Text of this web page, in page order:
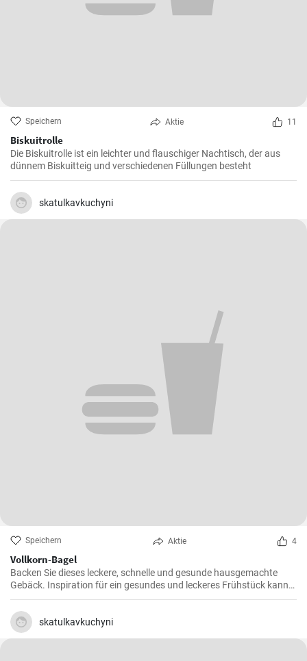
Speichern Aktie 11
Biskuitrolle
Die Biskuitrolle ist ein leichter und flauschiger Nachtisch, der aus
dünnem Biskuitteig und verschiedenen Füllungen besteht
skatulkavkuchyni
Speichern Aktie 4
Vollkorn-Bagel
Backen Sie dieses leckere, schnelle und gesunde hausgemachte
Gebäck. Inspiration für ein gesundes und leckeres Frühstück kann
man nie genug haben.
skatulkavkuchyni